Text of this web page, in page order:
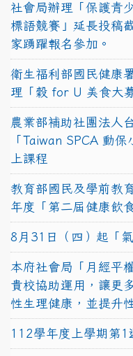
社會局辦理「保護青
標語競賽」延長投稿
家踴躍報名參加。
衛生福利部國民健康
理「穀 for U 美食大
農業部補助社團法人
「Taiwan SPCA 動
上課程
教育部國民及學前教
年度「第二屆健康飲
8月31日（四）起「
本府社會局「月經平
貴校協助運用，讓更
性生理健康，並提升
112學年度上學期第